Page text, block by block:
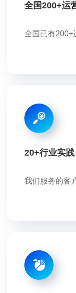
全国200+运
全国已有200+
20+行业实践
我们服务的客